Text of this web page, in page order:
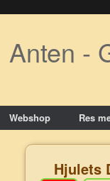
Anten -
Webshop Res
Hjulets